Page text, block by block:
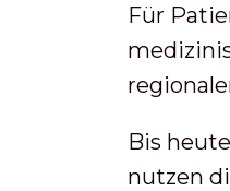
Für
Bis
nutzen